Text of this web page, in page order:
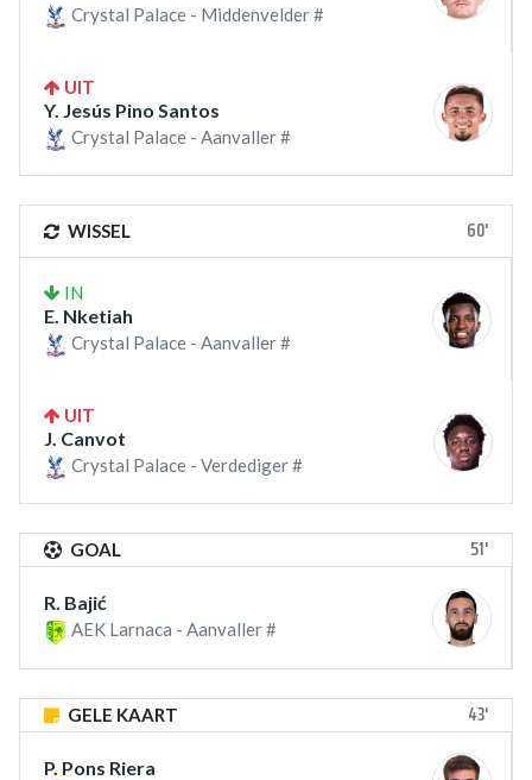
Crystal Palace - Middenvelder #
UIT
Y. Jesús Pino Santos
Crystal Palace - Aanvaller #
WISSEL 60'
IN
E. Nketiah
Crystal Palace - Aanvaller #
UIT
J. Canvot
Crystal Palace - Verdediger #
GOAL 51'
R. Bajić
AEK Larnaca - Aanvaller #
GELE KAART 43'
P. Pons Riera